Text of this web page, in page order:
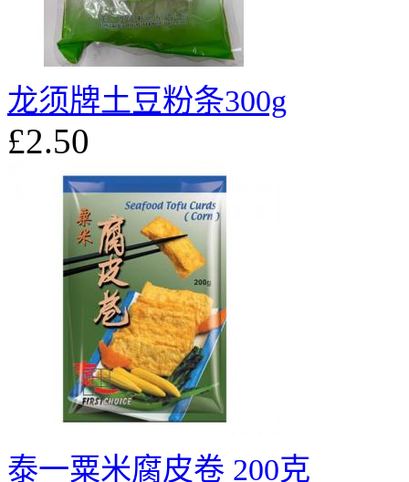
龙须牌土豆粉条300g
£2.50
泰一粟米腐皮卷 200克